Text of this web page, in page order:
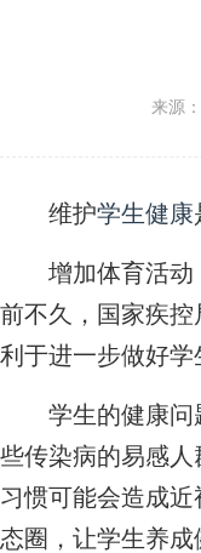
来源
维护学生健康
增加体育活动
前不久，国家疾
利于进一步做好
学生的健康问题
些传染病的易感
习惯可能会造成
态圈，让学生养